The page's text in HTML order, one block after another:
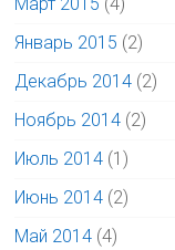
Январь 2015 (2)
Декабрь 2014 (2)
Ноябрь 2014 (2)
Июль 2014 (1)
Июнь 2014 (2)
Май 2014 (4)